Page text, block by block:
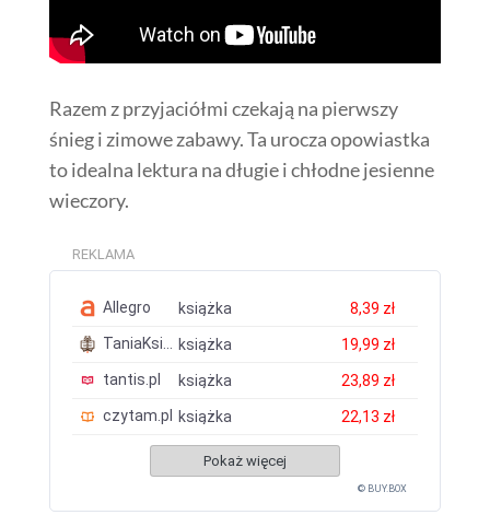
Razem z przyjaciółmi czekają na pierwszy
śnieg i zimowe zabawy. Ta urocza opowiastka
to idealna lektura na długie i chłodne jesienne
wieczory.
REKLAMA
Allegro książka
8,39 zł
TaniaKsiazka.pl
książka
19,99 zł
tantis.pl
książka
23,89 zł
czytam.pl
książka 22,13 zł
Pokaż więcej
© BUY.BOX